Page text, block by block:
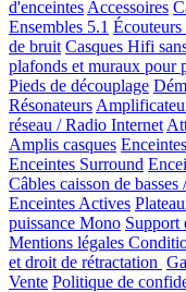
d'enceintes Accessoires
Ensembles 5.1
de bruit Casques Hifi
plafonds et muraux pour
Pieds de découplage
Résonateurs
réseau / Radio Internet
Amplis casques
Enceintes Surround
Câbles caisson de
Enceintes Actives
puissance Mono Support
Mentions légales
et droit de rétractation
Vente Politique de